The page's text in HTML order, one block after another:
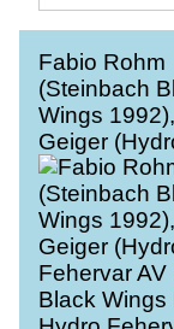
Fabio Rohm
(Steinbach
Wings
Geiger
Fehervar AV
Black Wings
Hydro
19,
at Home ICE
Hockey